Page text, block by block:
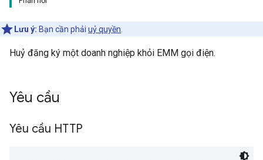
Lưu ý: Bạn cần phải uỷ quyền
Huỷ đăng ký một doanh nghiệp khỏi EMM gọi điện.
Yêu cầu
Yêu cầu HTTP